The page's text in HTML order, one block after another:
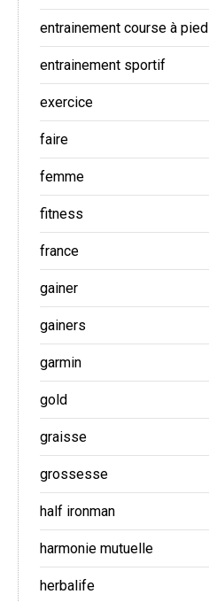
entrainement course à pied
entrainement sportif
exercice
faire
femme
fitness
france
gainer
gainers
garmin
gold
graisse
grossesse
half ironman
harmonie mutuelle
herbalife